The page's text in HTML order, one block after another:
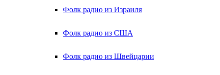
Фолк радио из Израиля
Фолк радио из США
Фолк радио из Швейцарии